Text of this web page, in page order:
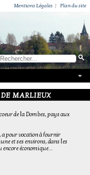
Mentions Légales | Plan du site
MARLIEUX
de la Dombes, pays aux
pour vocation à fournir
et ses environs, dans les
économique...